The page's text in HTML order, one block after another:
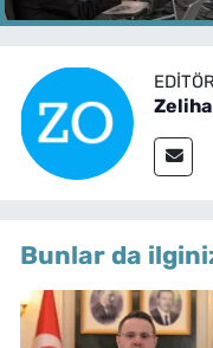
Bunlar da